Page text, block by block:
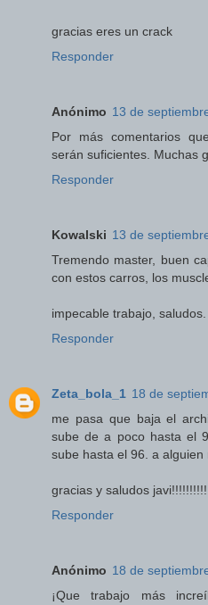
gracias eres un crack
Responder
Anónimo 13 de
Por más comentarios
serán suficientes. Muchas
Responder
Kowalski 13 de
Tremendo master, buen
con estos carros, los
impecable trabajo, saludos.
Responder
Zeta_bola_1 18 de
me pasa que baja el
sube de a poco hasta el
sube hasta el 96. a
gracias y saludos
Responder
Anónimo 18 de
¡Que trabajo más